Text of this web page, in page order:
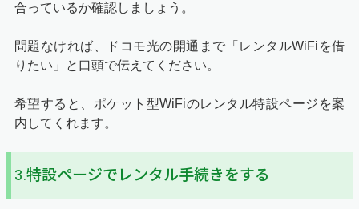
合っているか確認しましょう。
問題なければ、ドコモ光の開通まで「レンタルWiFiを借
りたい」と口頭で伝えてください。
希望すると、ポケット型WiFiのレンタル特設ページを案
内してくれます。
3.特設ページでレンタル手続きをする